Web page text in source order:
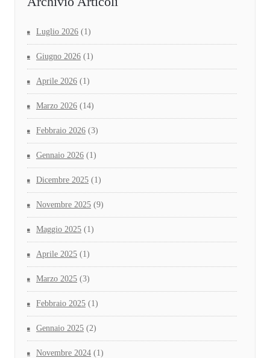
Luglio 2026 (1)
Giugno 2026 (1)
Aprile 2026 (1)
Marzo 2026 (14)
Febbraio 2026 (3)
Gennaio 2026 (1)
Dicembre 2025 (1)
Novembre 2025 (9)
Maggio 2025 (1)
Aprile 2025 (1)
Marzo 2025 (3)
Febbraio 2025 (1)
Gennaio 2025 (2)
Novembre 2024 (1)